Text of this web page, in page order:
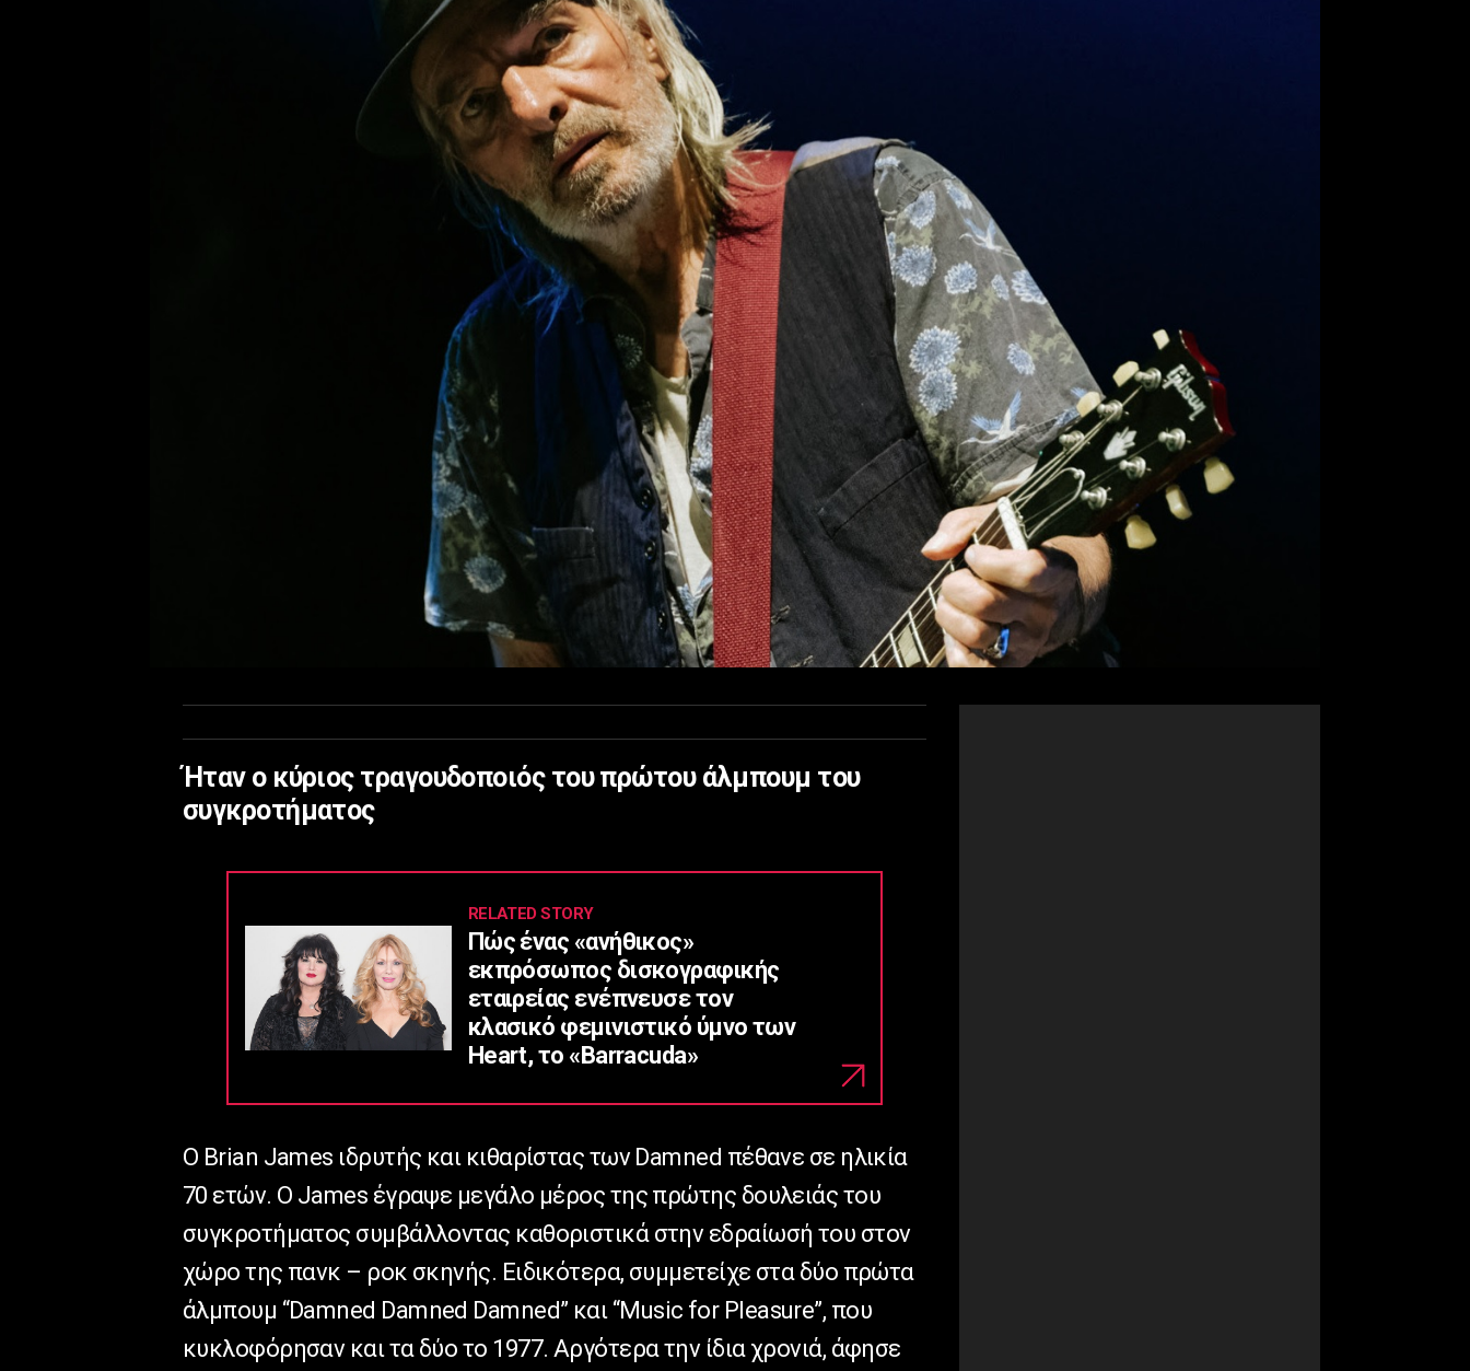
Ήταν ο κύριος τραγουδοποιός του πρώτου άλμπουμ του
συγκροτήματος
RELATED STORY
Πώς ένας «ανήθικος»
εκπρόσωπος δισκογραφικής
εταιρείας ενέπνευσε τον
κλασικό φεμινιστικό ύμνο των
Heart, το «Barracuda»
Ο Brian James ιδρυτής και κιθαρίστας των Damned πέθανε σε ηλικία
70 ετών. Ο James έγραψε μεγάλο μέρος της πρώτης δουλειάς του
συγκροτήματος συμβάλλοντας καθοριστικά στην εδραίωσή του στον
χώρο της πανκ – ροκ σκηνής. Ειδικότερα, συμμετείχε στα δύο πρώτα
άλμπουμ “Damned Damned Damned” και “Music for Pleasure”, που
κυκλοφόρησαν και τα δύο το 1977. Αργότερα την ίδια χρονιά, άφησε